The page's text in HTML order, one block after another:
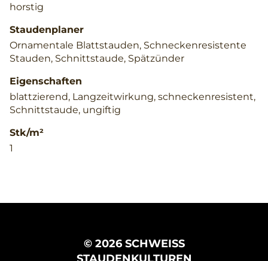
horstig
Staudenplaner
Ornamentale Blattstauden, Schneckenresistente
Stauden, Schnittstaude, Spätzünder
Eigenschaften
blattzierend, Langzeitwirkung, schneckenresistent,
Schnittstaude, ungiftig
Stk/m²
1
© 2026 SCHWEISS